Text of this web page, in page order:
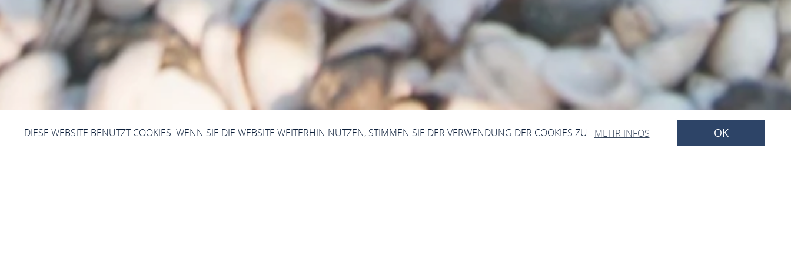
DIESE WEBSITE BENUTZT COOKIES. WENN SIE DIE WEBSITE WEITERHIN NUTZEN, STIMMEN SIE DER VERWENDUNG DER COOKIES ZU. MEHR INFOS OK